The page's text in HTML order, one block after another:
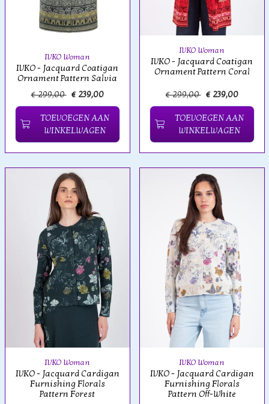
IVKO Woman
IVKO - Jacquard Coatigan
Ornament Pattern Salvia
€ 299,00 € 239,00
TOEVOEGEN AAN
WINKELWAGEN
IVKO Woman
IVKO - Jacquard Coatigan
Ornament Pattern Coral
€ 299,00 € 239,00
TOEVOEGEN AAN
WINKELWAGEN
IVKO Woman
IVKO - Jacquard Cardigan
Furnishing Florals
Pattern Forest
IVKO Woman
IVKO - Jacquard Cardigan
Furnishing Florals
Pattern Off-White